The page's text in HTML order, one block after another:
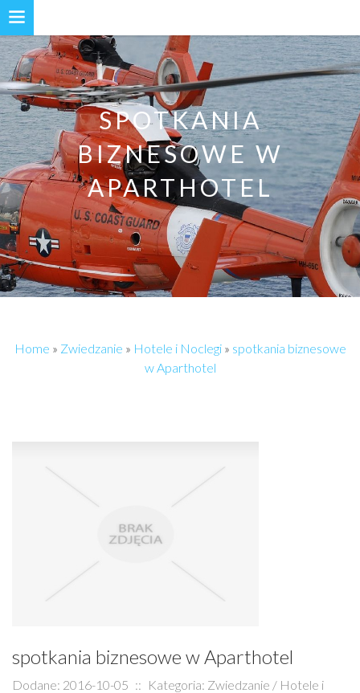
SPOTKANIA
BIZNESOWE W
APARTHOTEL
Home » Zwiedzanie » Hotele i Noclegi» spotkania biznesowe
w Aparthotel
spotkania biznesowe w Aparthotel
Dodane: 2016-10-05 :: Kategoria: Zwiedzanie / Hotele i